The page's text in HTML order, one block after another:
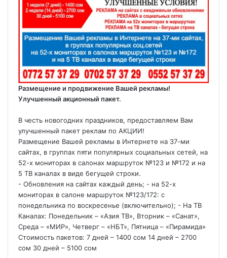
Размещение и продвижение Вашей рекламы!
Улучшенный акционный пакет.
В честь новогодних праздников, предоставляем Вам
улучшенный пакет реклам по АКЦИИ!
Размещение Вашей рекламы в Интернете на 37-ми
сайтах, в группах пяти популярных социальных сетей, на
52-х мониторах в салонах маршруток №123 и №172 и на
5 ТВ каналах в виде бегущей строки.
- Обновления на сайтах каждый день; - на 52-х
мониторах в салоне маршруток №123/172: с
понедельника по воскресенье (включительно); - На ТВ
Каналах: Понедельник – «Азия ТВ», Вторник – «Санат»,
Среда – «МИР», Четверг – «НБТ», Пятница – «Пирамида»
Стоимость пакетов: 7 дней – 1400 сом 14 дней – 2700
сом 30 дней – 5100 сом